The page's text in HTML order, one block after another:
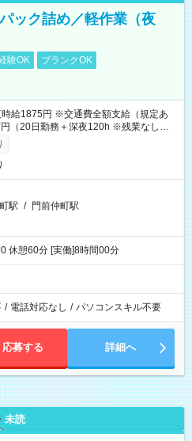
ック詰め／軽作業（夜
験OK
ブランクOK
給1875円 ※交通費全額支給（規定あ
（20日勤務＋深夜120h ※残業なしの場
駅 / 門前仲町駅
休憩60分 [実働]8時間00分
/ 電話対応なし / パソコンスキル不要
応募する 詳細へ
未読